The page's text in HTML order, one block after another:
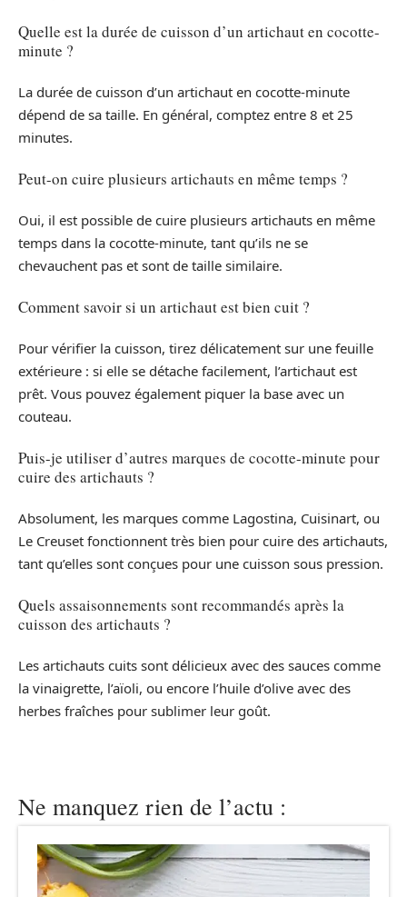
Quelle est la durée de cuisson d’un artichaut en cocotte-
minute ?
La durée de cuisson d’un artichaut en cocotte-minute
dépend de sa taille. En général, comptez entre 8 et 25
minutes.
Peut-on cuire plusieurs artichauts en même temps ?
Oui, il est possible de cuire plusieurs artichauts en même
temps dans la cocotte-minute, tant qu’ils ne se
chevauchent pas et sont de taille similaire.
Comment savoir si un artichaut est bien cuit ?
Pour vérifier la cuisson, tirez délicatement sur une feuille
extérieure : si elle se détache facilement, l’artichaut est
prêt. Vous pouvez également piquer la base avec un
couteau.
Puis-je utiliser d’autres marques de cocotte-minute pour
cuire des artichauts ?
Absolument, les marques comme Lagostina, Cuisinart, ou
Le Creuset fonctionnent très bien pour cuire des artichauts,
tant qu’elles sont conçues pour une cuisson sous pression.
Quels assaisonnements sont recommandés après la
cuisson des artichauts ?
Les artichauts cuits sont délicieux avec des sauces comme
la vinaigrette, l’aïoli, ou encore l’huile d’olive avec des
herbes fraîches pour sublimer leur goût.
Ne manquez rien de l’actu :